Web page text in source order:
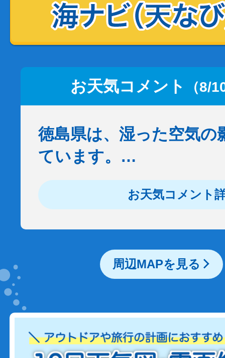
お天気コメント （8/
徳島県は、湿った空気の
ています。…
お天気コメント
周辺MAPを見る